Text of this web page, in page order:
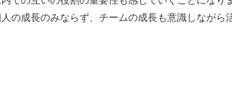
の成長のみならず、チームの成長も意識しながら